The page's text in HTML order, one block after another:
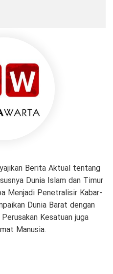
Berita Aktual tentang
Dunia Islam dan Timur
Menjadi Penetralisir Kabar-
Dunia Barat dengan
Kesatuan juga
Manusia.